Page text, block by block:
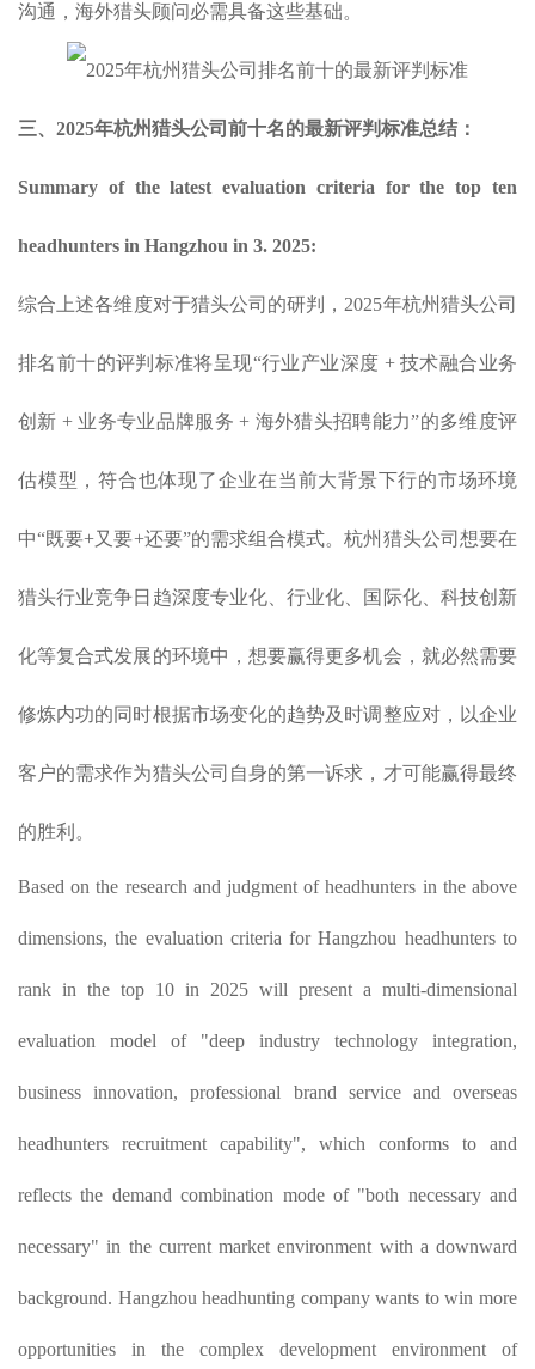
沟通，海外猎头顾问必需具备这些基础。
三、2025年杭州猎头公司前十名的最新评判标准总结：
Summary of the latest evaluation criteria for the top ten
headhunters in Hangzhou in 3. 2025:
综合上述各维度对于猎头公司的研判，2025年杭州猎头公司
排名前十的评判标准将呈现“行业产业深度 + 技术融合业务
创新 + 业务专业品牌服务 + 海外猎头招聘能力”的多维度评
估模型，符合也体现了企业在当前大背景下行的市场环境
中“既要+又要+还要”的需求组合模式。杭州猎头公司想要在
猎头行业竞争日趋深度专业化、行业化、国际化、科技创新
化等复合式发展的环境中，想要赢得更多机会，就必然需要
修炼内功的同时根据市场变化的趋势及时调整应对，以企业
客户的需求作为猎头公司自身的第一诉求，才可能赢得最终
的胜利。
Based on the research and judgment of headhunters in the above
dimensions, the evaluation criteria for Hangzhou headhunters to
rank in the top 10 in 2025 will present a multi-dimensional
evaluation model of "deep industry technology integration,
business innovation, professional brand service and overseas
headhunters recruitment capability", which conforms to and
reflects the demand combination mode of "both necessary and
necessary" in the current market environment with a downward
background. Hangzhou headhunting company wants to win more
opportunities in the complex development environment of